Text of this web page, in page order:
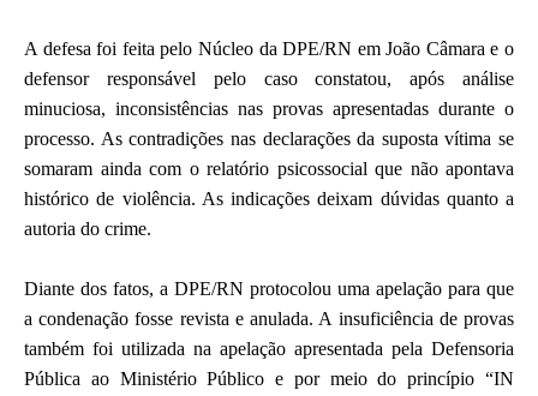
A defesa foi feita pelo Núcleo da DPE/RN em João Câmara e o
defensor responsável pelo caso constatou, após análise
minuciosa, inconsistências nas provas apresentadas durante o
processo. As contradições nas declarações da suposta vítima se
somaram ainda com o relatório psicossocial que não apontava
histórico de violência. As indicações deixam dúvidas quanto a
autoria do crime.
Diante dos fatos, a DPE/RN protocolou uma apelação para que
a condenação fosse revista e anulada. A insuficiência de provas
também foi utilizada na apelação apresentada pela Defensoria
Pública ao Ministério Público e por meio do princípio “IN